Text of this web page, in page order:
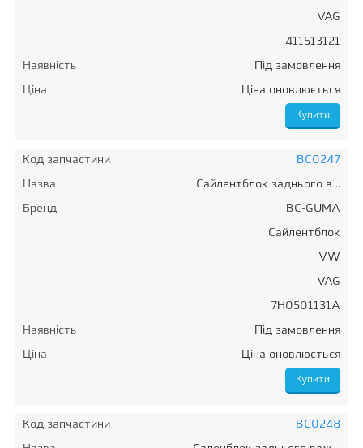
VAG
411513121
Наявність
Під замовлення
Ціна
Ціна оновлюється
Код запчастини
BC0247
Назва
Сайлентблок заднього в ..
Бренд
BC-GUMA
Сайлентблок
VW
VAG
7H0501131A
Наявність
Під замовлення
Ціна
Ціна оновлюється
Код запчастини
BC0248